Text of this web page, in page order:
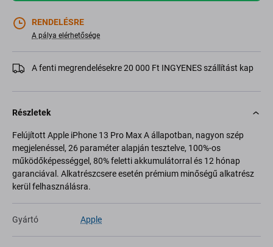
RENDELÉSRE
A pálya elérhetősége
A fenti megrendelésekre 20 000 Ft INGYENES szállítást kap
Részletek
Felújított Apple iPhone 13 Pro Max A állapotban, nagyon szép
megjelenéssel, 26 paraméter alapján tesztelve, 100%-os
működőképességgel, 80% feletti akkumulátorral és 12 hónap
garanciával. Alkatrészcsere esetén prémium minőségű alkatrész
kerül felhasználásra.
Gyártó Apple